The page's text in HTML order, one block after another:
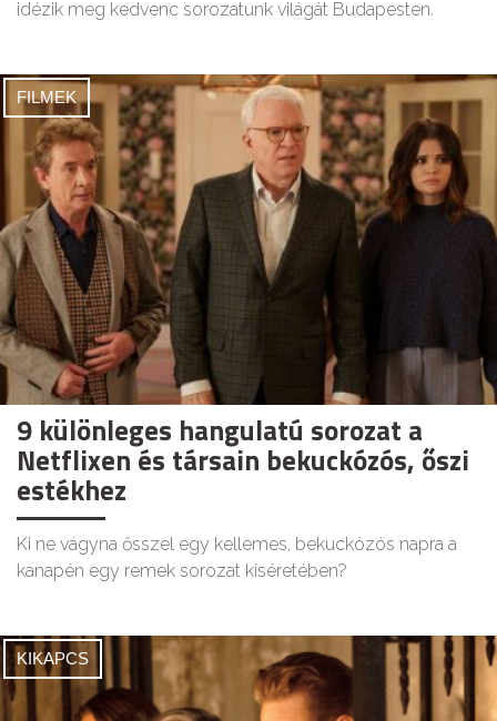
idézik meg kedvenc sorozatunk világát Budapesten.
FILMEK
9 különleges hangulatú sorozat a
Netflixen és társain bekuckózós, őszi
estékhez
Ki ne vágyna ősszel egy kellemes, bekuckózós napra a
kanapén egy remek sorozat kíséretében?
KIKAPCS